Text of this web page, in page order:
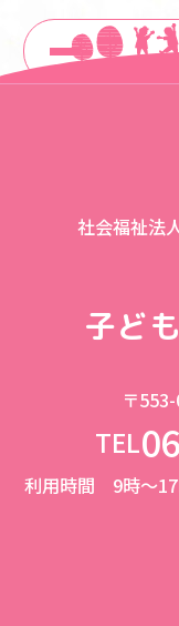
社会福祉法
子ど
〒
TEL
利用時間 9時～17